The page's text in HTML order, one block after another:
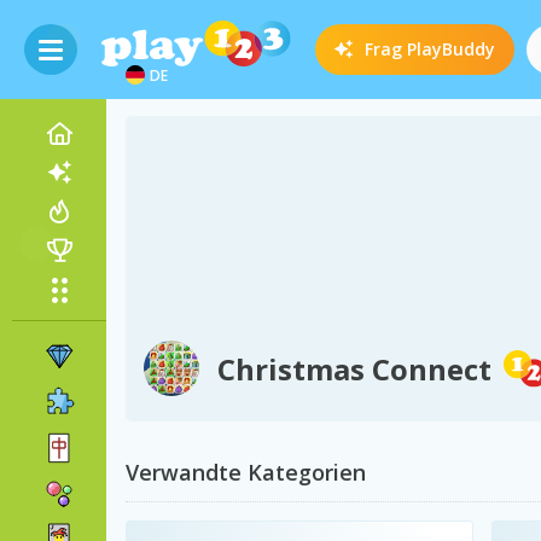
DE
Frag PlayBuddy
Christmas Connect
Verwandte Kategorien